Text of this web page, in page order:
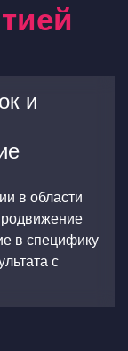
и
в области
в специфику
с